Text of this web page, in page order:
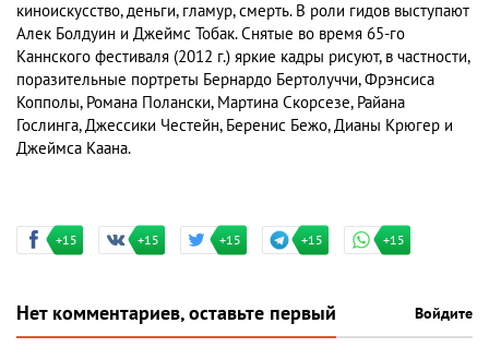
киноискусство, деньги, гламур, смерть. В роли гидов выступают
Алек Болдуин и Джеймс Тобак. Снятые во время 65-го
Каннского фестиваля (2012 г.) яркие кадры рисуют, в частности,
поразительные портреты Бернардо Бертолуччи, Фрэнсиса
Копполы, Романа Полански, Мартина Скорсезе, Райана
Гослинга, Джессики Честейн, Беренис Бежо, Дианы Крюгер и
Джеймса Каана.
+15 +15 +15 +15 +15
Нет комментариев, оставьте первый Войдите